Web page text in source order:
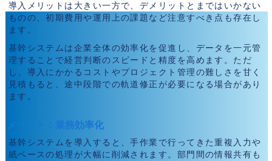
導入メリットは大きい一方で、デメリットとまではいかない
ものの、初期費用や運用上の課題など注意すべき点も存在し
ます。
基幹システムは企業全体の効率化を促進し、データを一元管
理することで経営判断のスピードと精度を高めます。ただ
し、導入にかかるコストやプロジェクト管理の難しさを甘く
見積もると、途中段階での軌道修正が必要になる場合があり
ます。
メリット：業務効率化
基幹システムを導入すると、手作業で行ってきた重複入力や
紙ベースの処理が大幅に削減されます。部門間の情報共有も